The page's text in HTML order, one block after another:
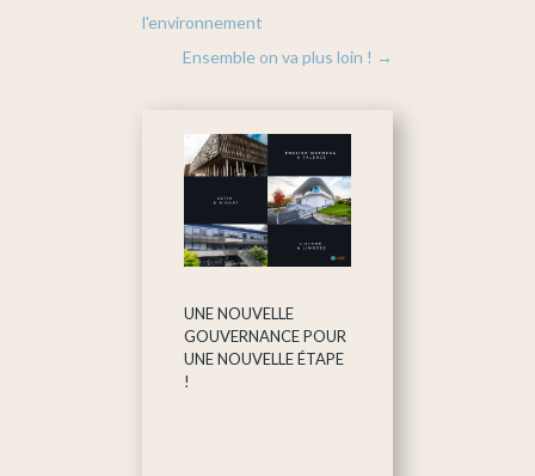
l'environnement
Ensemble on va plus loin ! →
UNE NOUVELLE
GOUVERNANCE POUR
UNE NOUVELLE ÉTAPE
!